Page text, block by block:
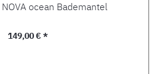
ocean Bademantel
Regulärer Preis:
149,00 € *